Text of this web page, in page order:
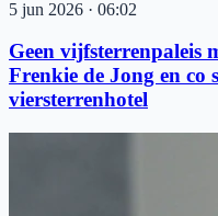
5 jun 2026 · 06:02
Geen vijfsterrenpaleis
Frenkie de Jong en co
viersterrenhotel